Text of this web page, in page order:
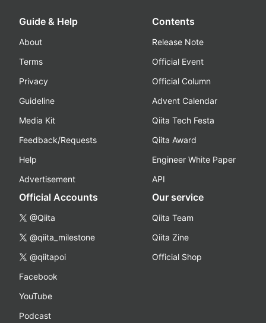
Guide & Help
About
Terms
Privacy
Guideline
Media Kit
Feedback/Requests
Help
Advertisement
Contents
Release Note
Official Event
Official Column
Advent Calendar
Qiita Tech Festa
Qiita Award
Engineer White Paper
API
Official Accounts
@Qiita
@qiita_milestone
@qiitapoi
Facebook
YouTube
Podcast
Our service
Qiita Team
Qiita Zine
Official Shop